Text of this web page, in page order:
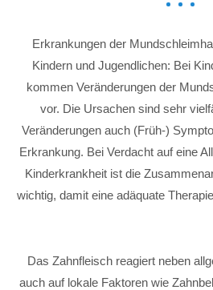
Erkrankungen der
Kindern und Jugendlichen: Bei
kommen Veränderungen der
vor. Die Ursachen sind sehr
Veränderungen auch (Früh-)
Erkrankung. Bei Verdacht auf eine
Kinderkrankheit ist die
wichtig, damit eine adäquate
Das Zahnfleisch reagiert neben
auch auf lokale Faktoren wie